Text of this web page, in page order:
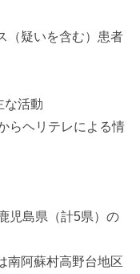
（疑いを含む）患者
な活動
らヘリテレによる情
児島県（計5県）の
南阿蘇村高野台地区